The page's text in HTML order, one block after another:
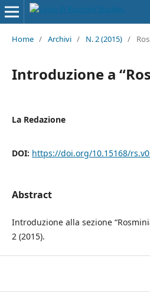
Home / Archivi / N. 2 (2015) /
Introduzione a
La Redazione
DOI: https://doi.org/10.15168/
Abstract
Introduzione alla sezione
2 (2015).